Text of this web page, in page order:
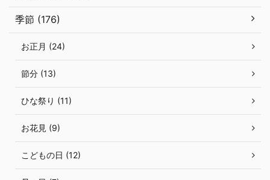
季節 (176)
お正月 (24)
節分 (13)
ひな祭り (11)
お花見 (9)
こどもの日 (12)